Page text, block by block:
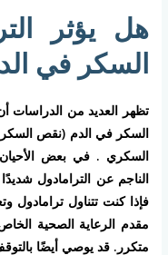
هل يؤثر
السكر في
تظهر العديد من الدراسات
السكر في الدم (نقص السكر
السكري . في بعض
الناجم عن الترامادول
فإذا كنت تتناول
مقدم الرعاية الصحية
متكرر. قد يوصي أيضًا